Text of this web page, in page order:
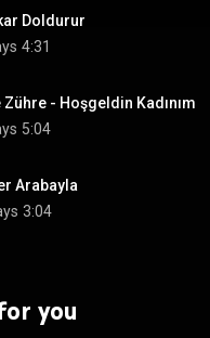
Doldurur
4:31
Zühre - Hoşgeldin Kadınım
5:04
Arabayla
3:04
you